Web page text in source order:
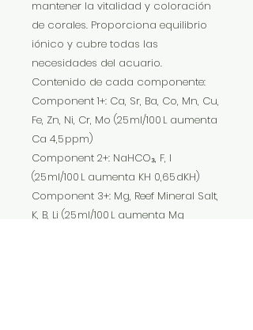
mantener la vitalidad y coloración
de corales. Proporciona equilibrio
iónico y cubre todas las
necesidades del acuario.
Contenido de cada componente:
Component 1+: Ca, Sr, Ba, Co, Mn, Cu,
Fe, Zn, Ni, Cr, Mo (25 ml/100 L aumenta
Ca 4,5 ppm)
Component 2+: NaHCO₃, F, I
(25 ml/100 L aumenta KH 0,65 dKH)
Component 3+: Mg, Reef Mineral Salt,
K, B, Li (25 ml/100 L aumenta Mg